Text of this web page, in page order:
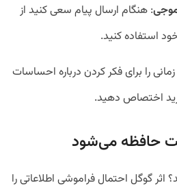
: هنگام ارسال پیام سعی کنید از
استفاده کنید.
را برای فکر کردن درباره احساسات
اختصاص دهید.
می‌شود
اثر گوگل احتمال فراموشی اطلاعاتی را